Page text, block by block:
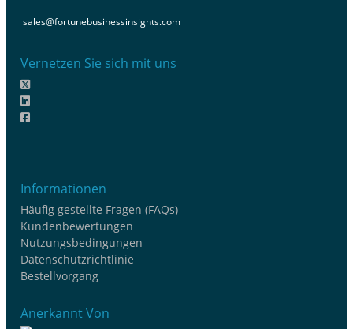
sales@fortunebusinessinsights.com
Vernetzen Sie sich mit uns
Informationen
Häufig gestellte Fragen (FAQs)
Kundenbewertungen
Nutzungsbedingungen
Datenschutzrichtlinie
Bestellvorgang
Anerkannt Von